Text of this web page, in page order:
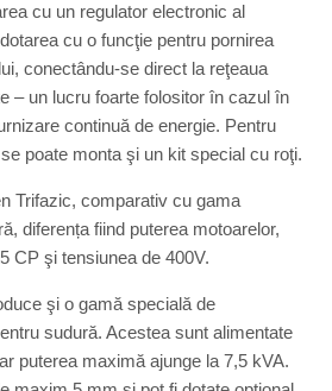
cu un regulator electronic al
cu o funcţie pentru pornirea
conectându-se direct la reţeaua
– un lucru foarte folositor în cazul în
continuă de energie. Pentru
poate monta şi un kit special cu roţi.
Trifazic, comparativ cu gama
diferența fiind puterea motoarelor,
CP şi tensiunea de 400V.
şi o gamă specială de
sudură. Acestea sunt alimentate
puterea maximă ajunge la 7,5 kVA.